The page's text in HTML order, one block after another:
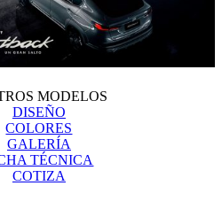
MODELOS
DISEÑO
COLORES
GALERÍA
TÉCNICA
COTIZA